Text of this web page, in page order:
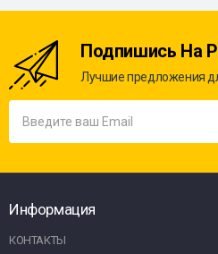
Подпишись На
Лучшие предложения
Информация
КОНТАКТЫ